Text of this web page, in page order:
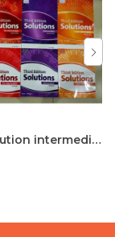
1a.238 Solution intermediate 3rd SB (164) - LASER